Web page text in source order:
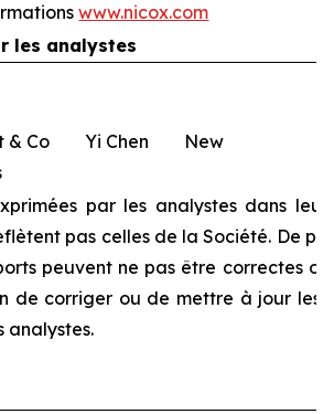
www.nicox.com
les analystes
& Co Yi Chen New
par les analystes dans
pas celles de la Société. De
peuvent ne pas être correctes
de corriger ou de mettre à jour les
analystes.